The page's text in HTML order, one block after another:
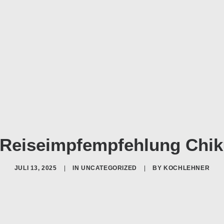
JULI 13, 2025 IN UNCATEGORIZED BY KOCHLEHNER